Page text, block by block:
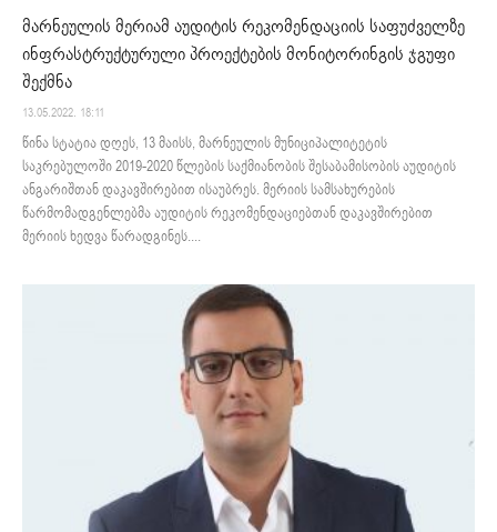
მარნეულის მერიამ აუდიტის რეკომენდაციის საფუძველზე
ინფრასტრუქტურული პროექტების მონიტორინგის ჯგუფი
შექმნა
13.05.2022. 18:11
წინა სტატია დღეს, 13 მაისს, მარნეულის მუნიციპალიტეტის
საკრებულოში 2019-2020 წლების საქმიანობის შესაბამისობის აუდიტის
ანგარიშთან დაკავშირებით ისაუბრეს. მერიის სამსახურების
წარმომადგენლებმა აუდიტის რეკომენდაციებთან დაკავშირებით
მერიის ხედვა წარადგინეს....